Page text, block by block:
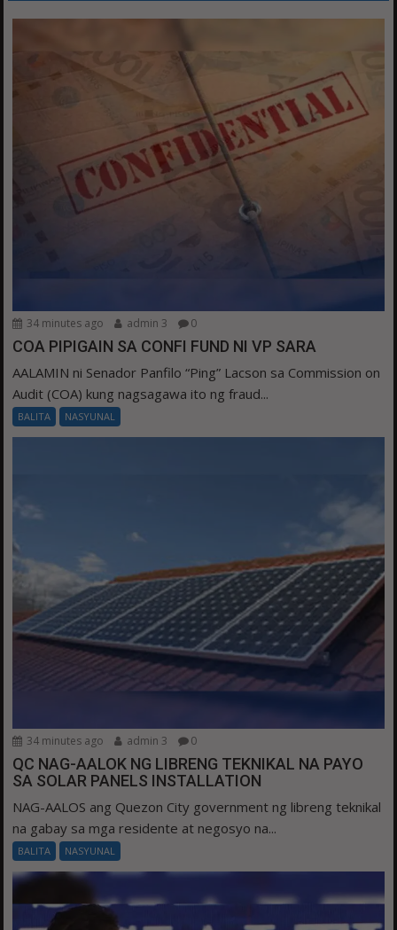
34 minutes ago admin 3 0
COA PIPIGAIN SA CONFI FUND NI VP SARA
AALAMIN ni Senador Panfilo “Ping” Lacson sa Commission on
Audit (COA) kung nagsagawa ito ng fraud...
BALITA NASYUNAL
34 minutes ago admin 3 0
QC NAG-AALOK NG LIBRENG TEKNIKAL NA PAYO
SA SOLAR PANELS INSTALLATION
NAG-AALOS ang Quezon City government ng libreng teknikal
na gabay sa mga residente at negosyo na...
BALITA NASYUNAL